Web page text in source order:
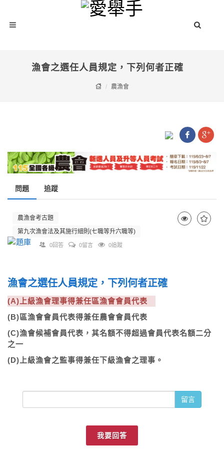
漁會之選任人員規定，下列何者正確
農漁會
問題 追蹤
農漁會考古題
第九次漁會法及其施行細則(七職等升六職等)
0回答 0留言 0追蹤
漁會之選任人員規定，下列何者正確
(A)上級漁會理事得兼任區漁會會員代表
(B)區漁會會員代表得兼任農會會員代表
(C)漁會候補會員代表，其名額不得超過會員代表名額二分
之一
(D)上級漁會之監事得兼任下級漁會之理事。
留言
我要回答